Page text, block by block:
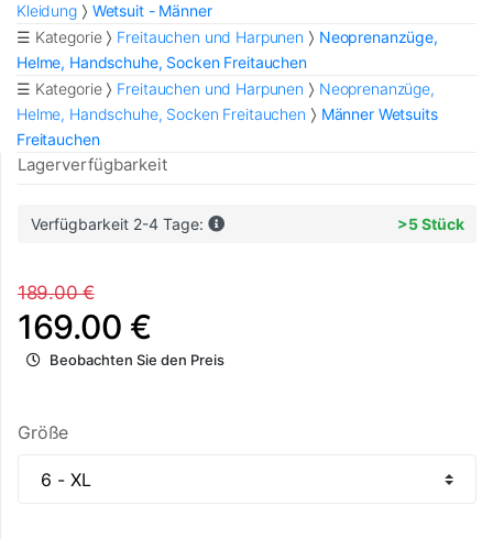
Kleidung
Wetsuit - Männer
☰ Kategorie
Freitauchen und Harpunen
Neoprenanzüge,
Helme, Handschuhe, Socken Freitauchen
☰ Kategorie
Freitauchen und Harpunen
Neoprenanzüge,
Helme, Handschuhe, Socken Freitauchen
Männer Wetsuits
Freitauchen
Lagerverfügbarkeit
Verfügbarkeit 2-4 Tage: >5 Stück
189.00 €
169.00 €
Beobachten Sie den Preis
Größe